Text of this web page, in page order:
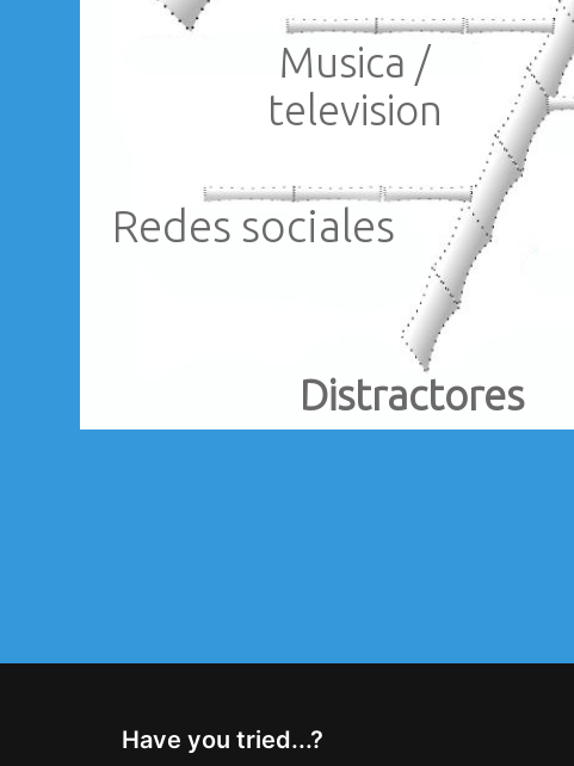
Distractores
Musica /
television
Redes sociales
Have you tried...?